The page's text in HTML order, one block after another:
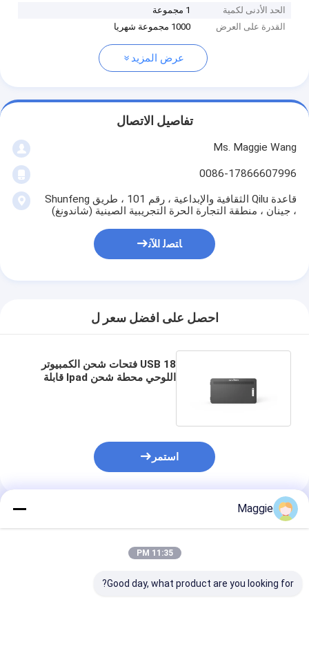
الحد الأدنى لكمية
1 مجموعة
القدرة على العرض
1000 مجموعة شهريا
عرض المزيد
تفاصيل الاتصال
Ms. Maggie Wang
0086-17866607996
قاعدة Qilu الثقافية والإبداعية ، رقم 101 ، طريق Shunfeng
، جينان ، منطقة التجارة الحرة التجريبية الصينية (شاندونغ)
ﺎﺘﺼﻟ ﺍﻶﻧ
احصل على افضل سعر ل
USB 18 فتحات شحن الكمبيوتر
اللوحي محطة شحن Ipad قابلة
استمر
المنتجات الموصى بها
Maggie
11:35 PM
Good day, what product are you looking for?